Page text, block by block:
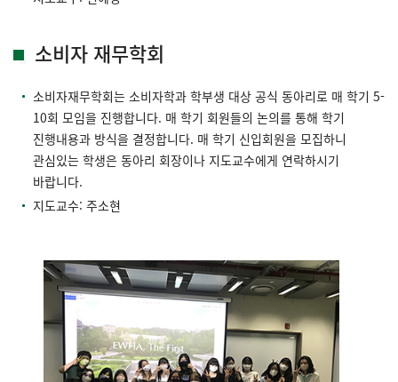
소비자 재무학회
소비자재무학회는 소비자학과 학부생 대상 공식 동아리로 매 학기 5-
10회 모임을 진행합니다. 매 학기 회원들의 논의를 통해 학기
진행내용과 방식을 결정합니다. 매 학기 신입회원을 모집하니
관심있는 학생은 동아리 회장이나 지도교수에게 연락하시기
바랍니다.
지도교수: 주소현